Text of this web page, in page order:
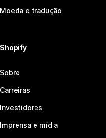
Moeda e tradução
Shopify
Sobre
Carreiras
Investidores
Imprensa e mídia